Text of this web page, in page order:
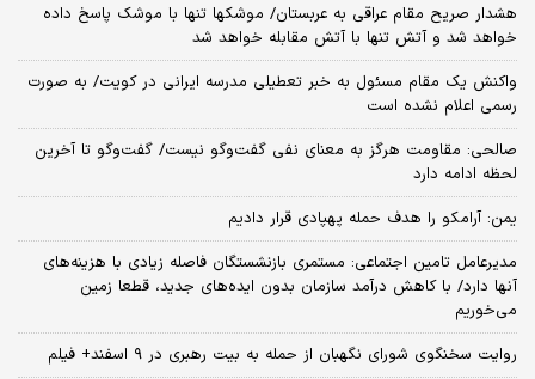
هشدار صریح مقام عراقی به عربستان/ موشکها تنها با موشک پاسخ داده
خواهد شد و آتش تنها با آتش مقابله خواهد شد
واکنش یک مقام مسئول به خبر تعطیلی مدرسه ایرانی در کویت/ به صورت
رسمی اعلام نشده است
صالحی: مقاومت هرگز به معنای نفی گفت‌وگو نیست/ گفت‌وگو تا آخرین
لحظه ادامه دارد
یمن: آرامکو را هدف حمله پهپادی قرار دادیم
مدیرعامل تامین اجتماعی: مستمری بازنشستگان فاصله زیادی با هزینه‌های
آنها دارد/ با کاهش درآمد سازمان بدون ایده‌های جدید، قطعا زمین
می‌خوریم
روایت سخنگوی شورای نگهبان از حمله به بیت رهبری در ۹ اسفند+ فیلم